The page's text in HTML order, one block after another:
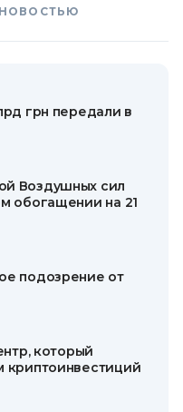
грн передали в
Воздушных сил
обогащении на 21
подозрение от
который
криптоинвестиций